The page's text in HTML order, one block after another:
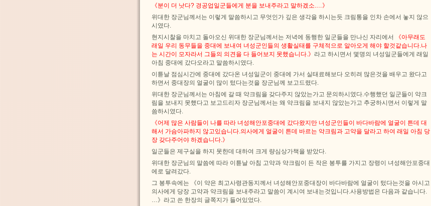
《분이 더 낫다? 경공업일군들에게 분을 보내주라고 말하겠소.…》
위대한 장군님께서는 이렇게 말씀하시고 무엇인가 깊은 생각을 하시는듯 크림통을 인차 손에서 놓지 않으
시였다.
현지시찰을 마치고 돌아오신 위대한 장군님께서는 저녁에 동행한 일군들을 만나신 자리에서
《아무래도
래일 우리 동무들을 중대에 보내여 녀성군인들의 생활실태를 구체적으로 알아오게 해야 할것같습니다.나
는 시간이 모자라서 그들의 의견을 다 들어보지 못했습니다.》 라고 하시면서 몇명의 녀성일군들에게 래일
아침 중대에 갔다오라고 말씀하시였다.
이튿날 점심시간에 중대에 갔다온 녀성일군이 중대에 가서 실태료해보다 오히려 많은것을 배우고 왔다고
하면서 중대장의 얼굴이 많이 텄다는것을 장군님께 보고드렸다.
위대한 장군님께서는 아침에 갈 때 약크림을 갖다주지 않았는가고 문의하시였다.수행했던 일군들이 약크
림을 보내지 못했다고 보고드리자 장군님께서는 왜 약크림을 보내지 않았는가고 추궁하시면서 이렇게 말
씀하시였다.
《어제 많은 사람들이 나를 따라 녀성해안포중대에 갔다왔지만 녀성군인들이 바다바람에 얼굴이 튼데 대
해서 가슴아파하지 않고있습니다.의사에게 얼굴이 튼데 바르는 약크림과 고약을 달라고 하여 래일 아침 당
장 갖다주어야 하겠습니다.》
일군들은 제구실을 하지 못한데 대하여 크게 량심상가책을 받았다.
위대한 장군님의 말씀에 따라 이튿날 아침 고약과 약크림이 든 작은 봉투를 가지고 장령이 녀성해안포중대
에로 달려갔다.
그 봉투속에는 《이 약은 최고사령관동지께서 녀성해안포중대장이 바다바람에 얼굴이 텄다는것을 아시고
의사에게 당장 고약과 약크림을 보내주라고 말씀이 계시여 보내는것입니다.사용방법은 다음과 같습니다.
…》라고 쓴 한장의 글쪽지가 들어있었다.